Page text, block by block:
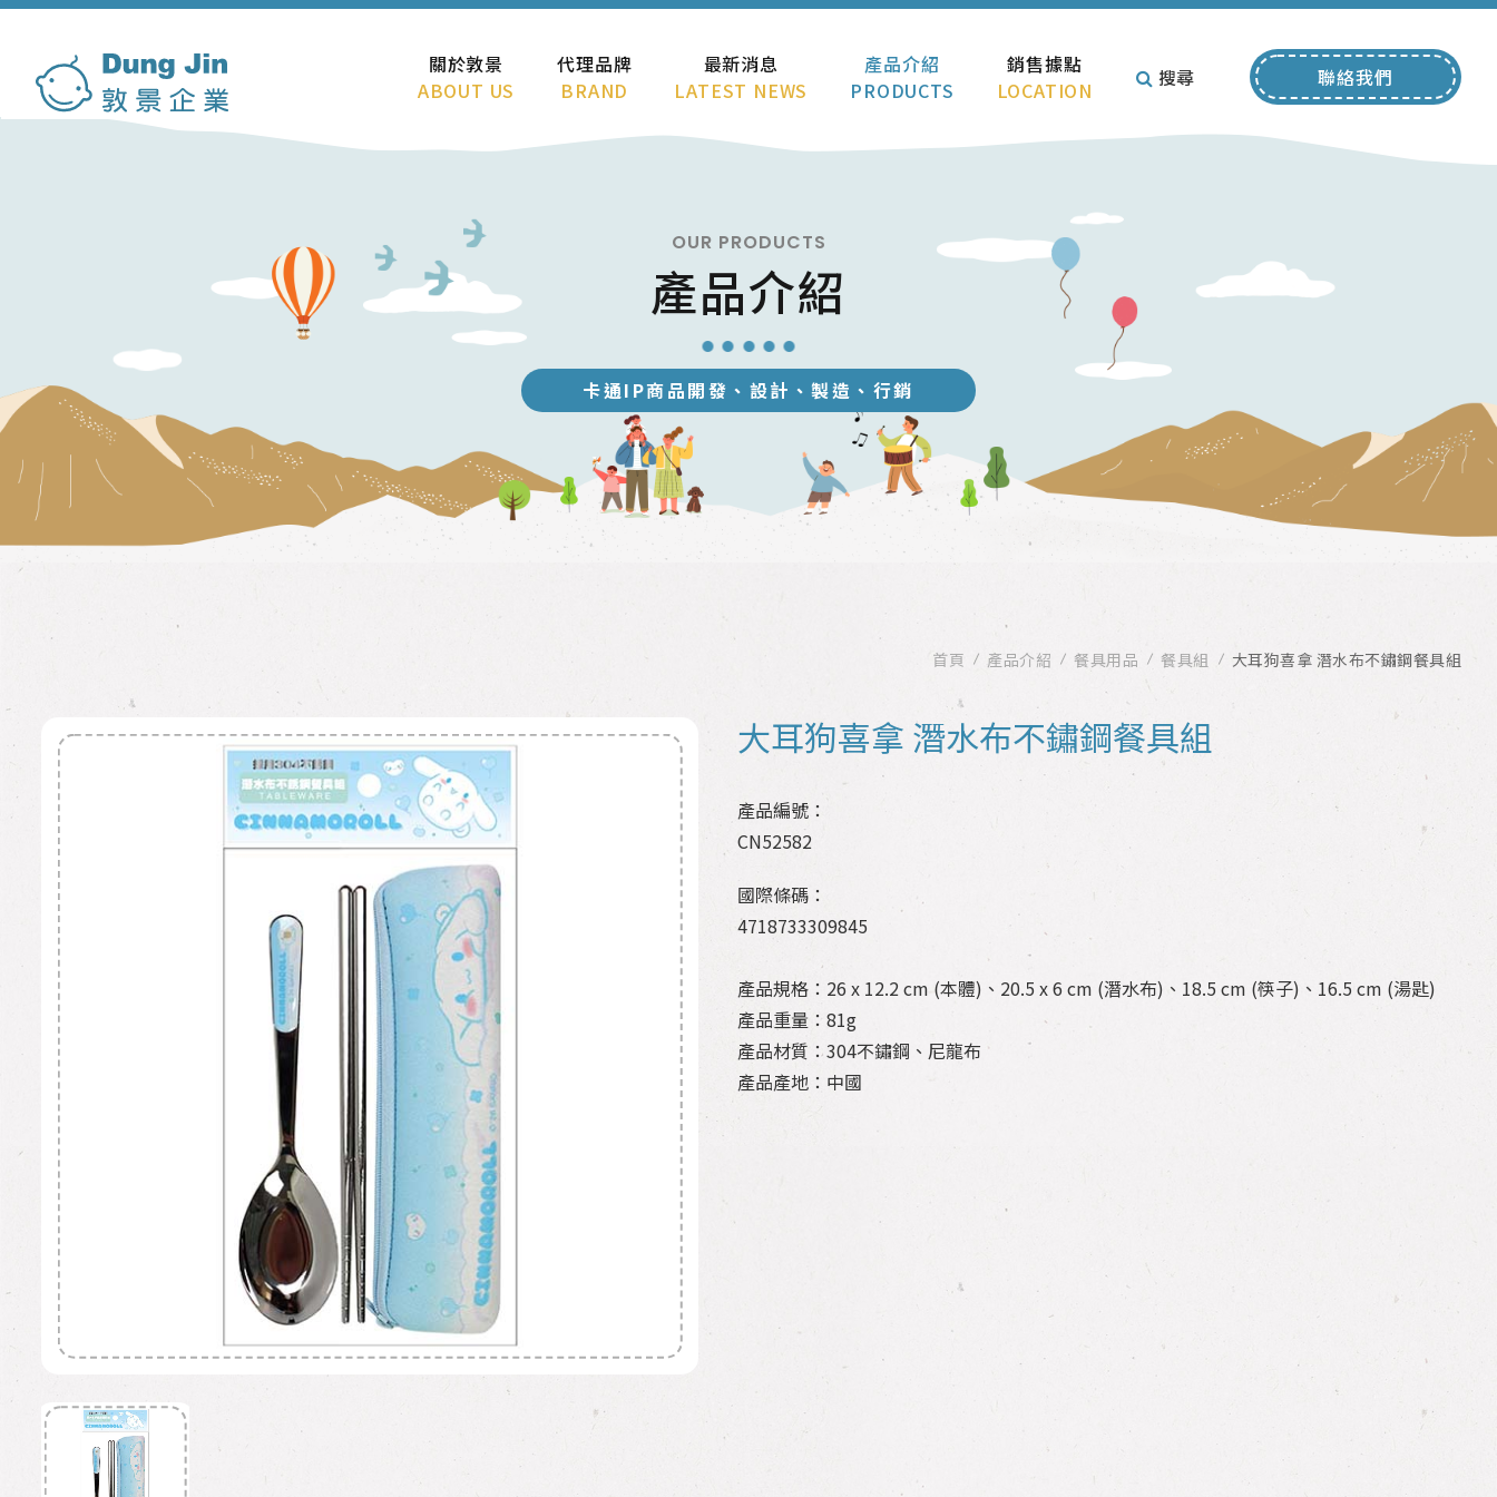
關於敦景
ABOUT US
代理品牌
BRAND
最新消息
LATEST NEWS
產品介紹
PRODUCTS
銷售據點
LOCATION
搜尋 聯絡我們
OUR PRODUCTS
產品介紹
卡通IP商品開發、設計、製造、行銷
首頁 產品介紹 餐具用品 餐具組 大耳狗喜拿 潛水布不鏽鋼餐具組
大耳狗喜拿 潛水布不鏽鋼餐具組
產品編號：
CN52582
國際條碼：
4718733309845
產品規格：26 x 12.2 cm (本體)、20.5 x 6 cm (潛水布)、18.5 cm (筷子)、16.5 cm (湯匙)
產品重量：81g
產品材質：304不鏽鋼、尼龍布
產品產地：中國